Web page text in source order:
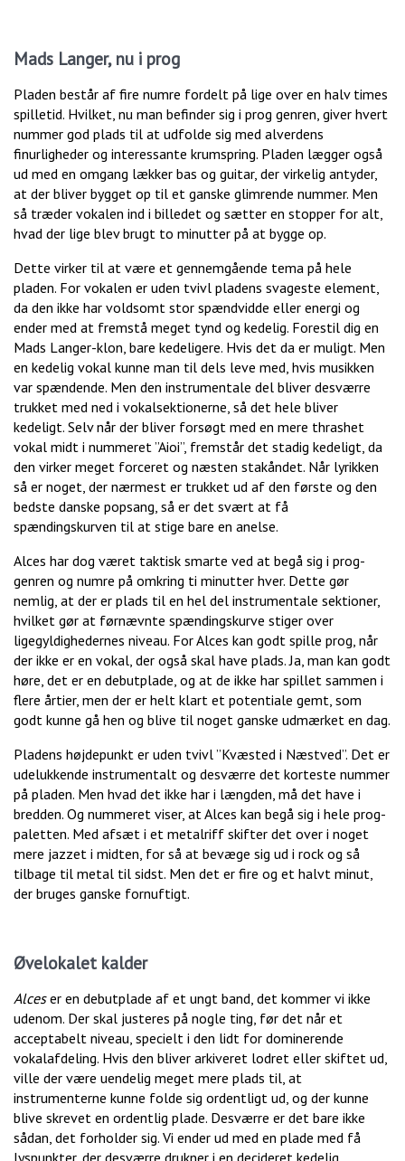
Mads Langer, nu i prog
Pladen består af fire numre fordelt på lige over en halv times
spilletid. Hvilket, nu man befinder sig i prog genren, giver hvert
nummer god plads til at udfolde sig med alverdens
finurligheder og interessante krumspring. Pladen lægger også
ud med en omgang lækker bas og guitar, der virkelig antyder,
at der bliver bygget op til et ganske glimrende nummer. Men
så træder vokalen ind i billedet og sætter en stopper for alt,
hvad der lige blev brugt to minutter på at bygge op.
Dette virker til at være et gennemgående tema på hele
pladen. For vokalen er uden tvivl pladens svageste element,
da den ikke har voldsomt stor spændvidde eller energi og
ender med at fremstå meget tynd og kedelig. Forestil dig en
Mads Langer-klon, bare kedeligere. Hvis det da er muligt. Men
en kedelig vokal kunne man til dels leve med, hvis musikken
var spændende. Men den instrumentale del bliver desværre
trukket med ned i vokalsektionerne, så det hele bliver
kedeligt. Selv når der bliver forsøgt med en mere thrashet
vokal midt i nummeret ”Aioi”, fremstår det stadig kedeligt, da
den virker meget forceret og næsten stakåndet. Når lyrikken
så er noget, der nærmest er trukket ud af den første og den
bedste danske popsang, så er det svært at få
spændingskurven til at stige bare en anelse.
Alces har dog været taktisk smarte ved at begå sig i prog-
genren og numre på omkring ti minutter hver. Dette gør
nemlig, at der er plads til en hel del instrumentale sektioner,
hvilket gør at førnævnte spændingskurve stiger over
ligegyldighedernes niveau. For Alces kan godt spille prog, når
der ikke er en vokal, der også skal have plads. Ja, man kan godt
høre, det er en debutplade, og at de ikke har spillet sammen i
flere årtier, men der er helt klart et potentiale gemt, som
godt kunne gå hen og blive til noget ganske udmærket en dag.
Pladens højdepunkt er uden tvivl ”Kvæsted i Næstved”. Det er
udelukkende instrumentalt og desværre det korteste nummer
på pladen. Men hvad det ikke har i længden, må det have i
bredden. Og nummeret viser, at Alces kan begå sig i hele prog-
paletten. Med afsæt i et metalriff skifter det over i noget
mere jazzet i midten, for så at bevæge sig ud i rock og så
tilbage til metal til sidst. Men det er fire og et halvt minut,
der bruges ganske fornuftigt.
Øvelokalet kalder
Alceser en debutplade af et ungt band, det kommer vi ikke
udenom. Der skal justeres på nogle ting, før det når et
acceptabelt niveau, specielt i den lidt for dominerende
vokalafdeling. Hvis den bliver arkiveret lodret eller skiftet ud,
ville der være uendelig meget mere plads til, at
instrumenterne kunne folde sig ordentligt ud, og der kunne
blive skrevet en ordentlig plade. Desværre er det bare ikke
sådan, det forholder sig. Vi ender ud med en plade med få